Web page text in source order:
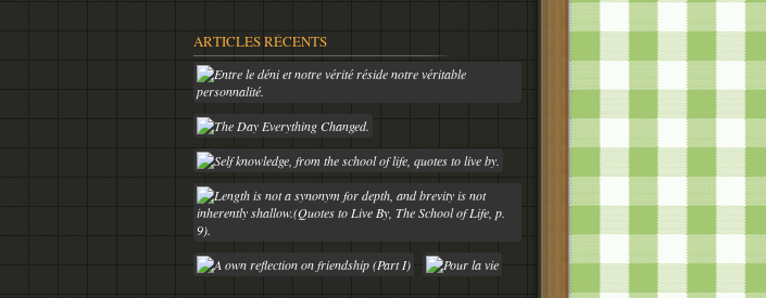
ARTICLES RÉCENTS